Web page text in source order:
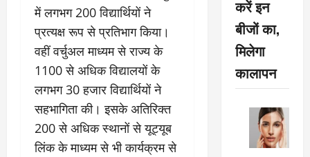
में लगभग 200 विद्यार्थियों ने
प्रत्यक्ष रूप से प्रतिभाग किया।
वहीं वर्चुअल माध्यम से राज्य के
1100 से अधिक विद्यालयों के
लगभग 30 हजार विद्यार्थियों ने
सहभागिता की। इसके अतिरिक्त
200 से अधिक स्थानों से यूट्यूब
लिंक के माध्यम से भी कार्यक्रम से
करें इन
बीजों का,
मिलेगा
कालापन